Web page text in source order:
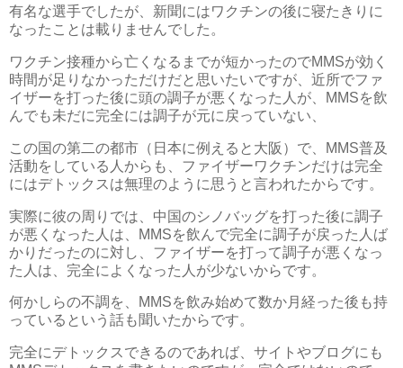
有名な選手でしたが、新聞にはワクチンの後に寝たきりに
なったことは載りませんでした。
ワクチン接種から亡くなるまでが短かったのでMMSが効く
時間が足りなかっただけだと思いたいですが、近所でファ
イザーを打った後に頭の調子が悪くなった人が、MMSを飲
んでも未だに完全には調子が元に戻っていない、
この国の第二の都市（日本に例えると大阪）で、MMS普及
活動をしている人からも、ファイザーワクチンだけは完全
にはデトックスは無理のように思うと言われたからです。
実際に彼の周りでは、中国のシノバッグを打った後に調子
が悪くなった人は、MMSを飲んで完全に調子が戻った人ば
かりだったのに対し、ファイザーを打って調子が悪くなっ
た人は、完全によくなった人が少ないからです。
何かしらの不調を、MMSを飲み始めて数か月経った後も持
っているという話も聞いたからです。
完全にデトックスできるのであれば、サイトやブログにも